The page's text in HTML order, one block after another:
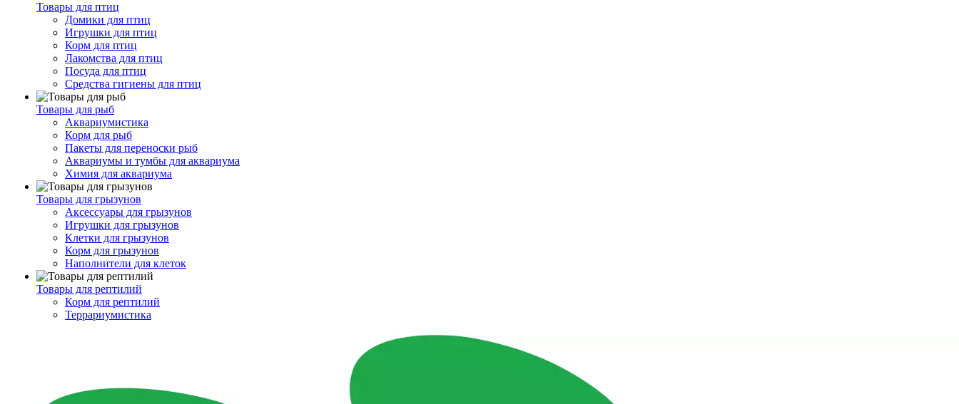
Товары для птиц
Домики для птиц
Игрушки для птиц
Корм для птиц
Лакомства для птиц
Посуда для птиц
Средства гигиены для птиц
Товары для рыб
Аквариумистика
Корм для рыб
Пакеты для переноски рыб
Аквариумы и тумбы для аквариума
Химия для аквариума
Товары для грызунов
Аксессуары для грызунов
Игрушки для грызунов
Клетки для грызунов
Корм для грызунов
Наполнители для клеток
Товары для рептилий
Корм для рептилий
Террариумистика